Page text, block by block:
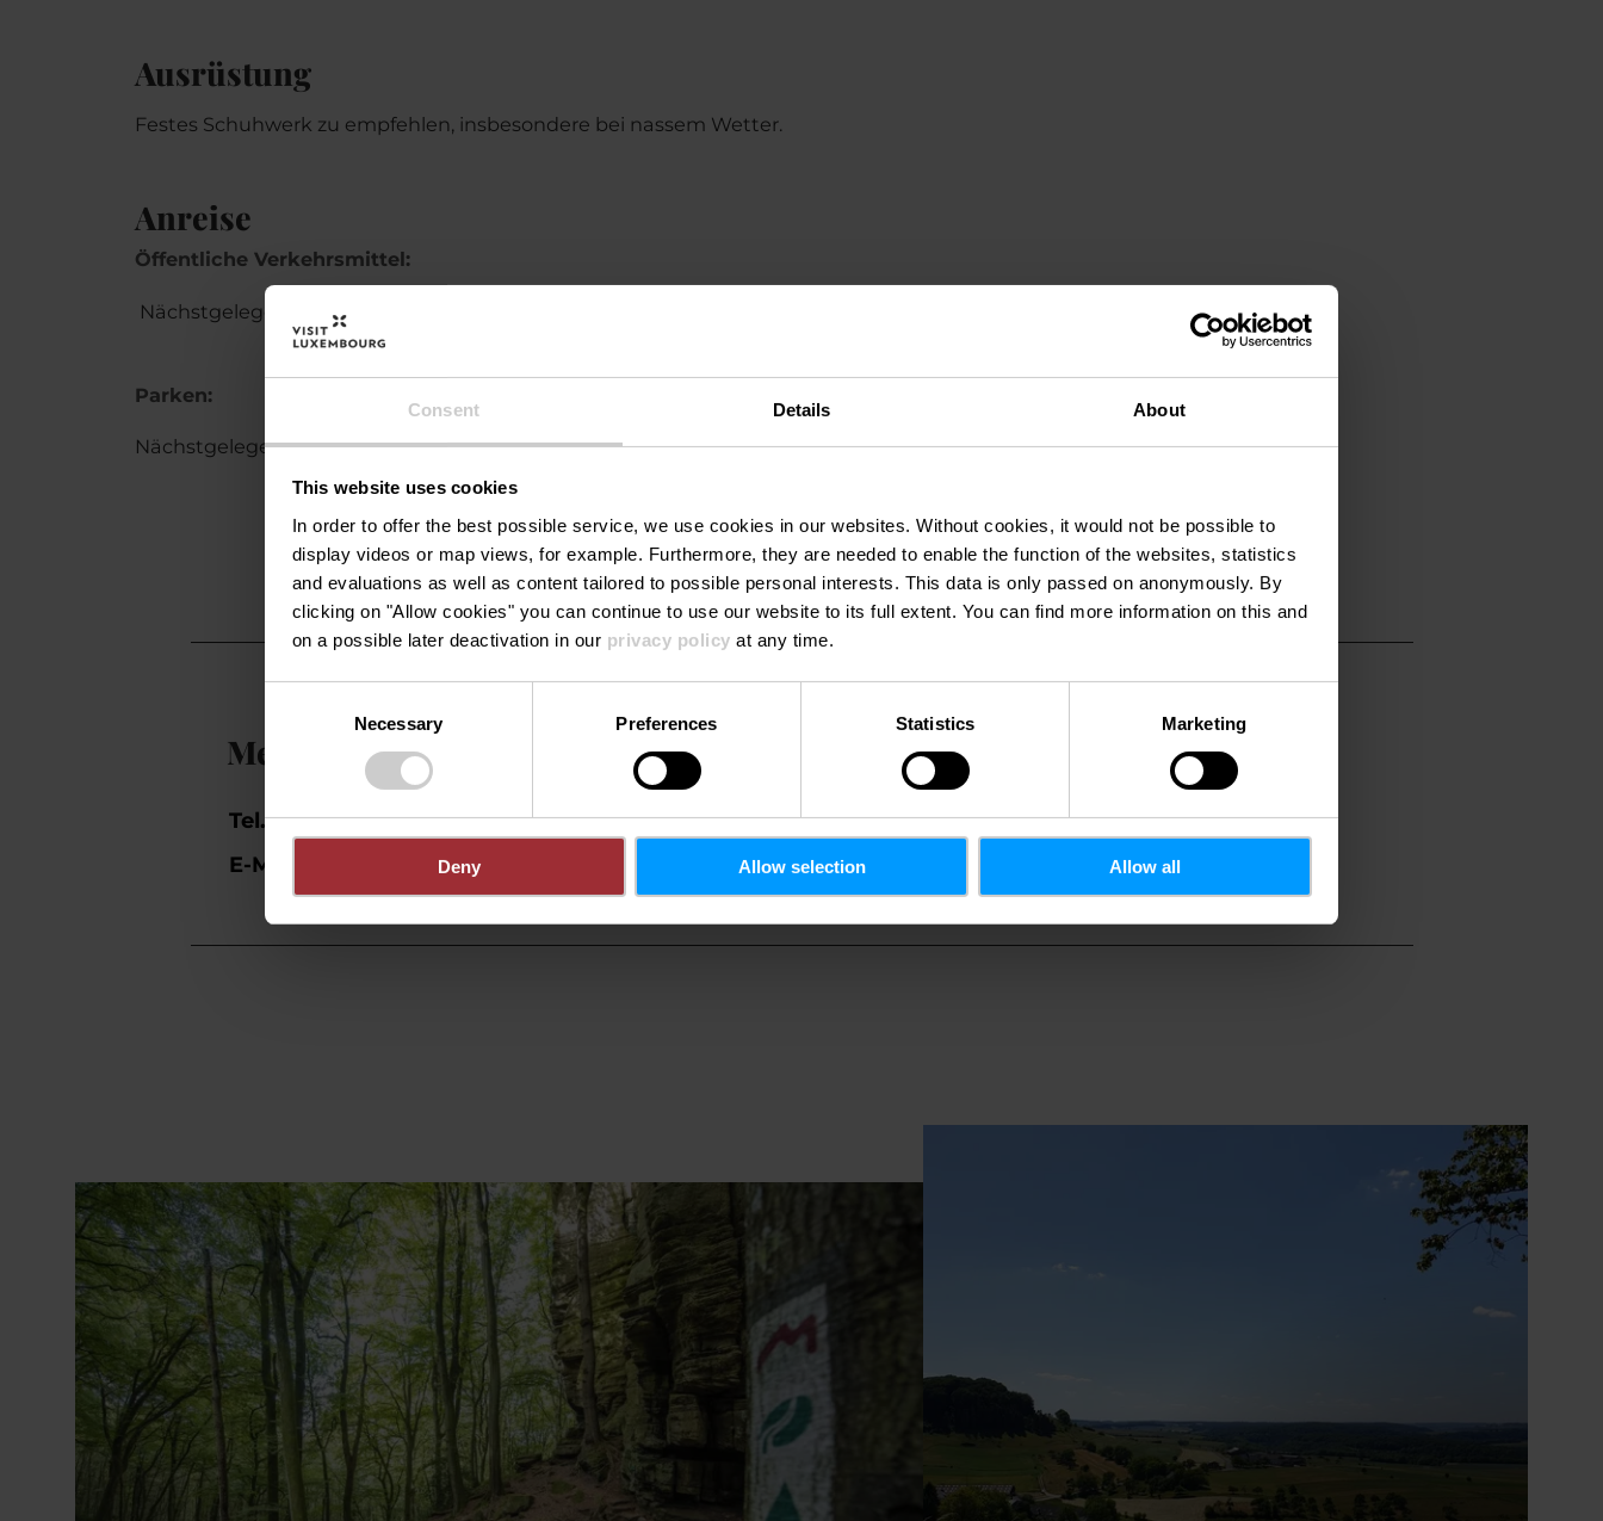
Consent Details About
This website uses cookies
In order to offer the best possible service, we use cookies in our websites. Without cookies, it would not be possible to
display videos or map views, for example. Furthermore, they are needed to enable the function of the websites, statistics
and evaluations as well as content tailored to possible personal interests. This data is only passed on anonymously. By
clicking on "Allow cookies" you can continue to use our website to its full extent. You can find more information on this and
on a possible later deactivation in our privacy policy at any time.
Necessary Preferences Statistics Marketing
Deny Allow selection Allow all
Ausrüstung
Festes Schuhwerk zu empfehlen, insbesondere bei nassem Wetter.
Anreise
Öffentliche Verkehrsmittel:
Nächstgelegene Bushaltestelle: Beaufort, Um bierg
Parken:
Nächstgelegener Parkplatz: Parking Aispiste
Mehr Informationen
Tel.:
+352 72 04 57
E-Mail:
info@mullerthal.lu
Anreise planen
Feedback zur Tour
Problem melden